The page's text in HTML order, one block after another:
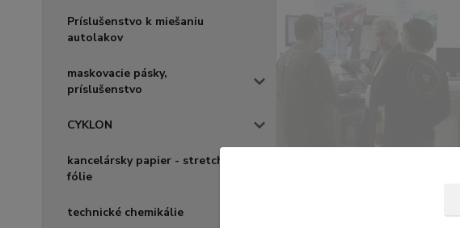
Príslušenstvo k miešaniu
autolakov
maskovacie pásky,
príslušenstvo
CYKLON
kancelársky papier - stretch
fólie
technické chemikálie